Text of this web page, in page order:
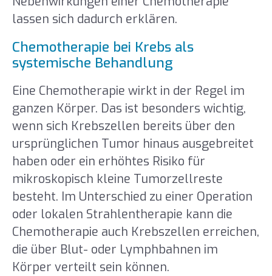
lassen sich dadurch erklären.
Chemotherapie bei Krebs als
systemische Behandlung
Eine Chemotherapie wirkt in der Regel im
ganzen Körper. Das ist besonders wichtig,
wenn sich Krebszellen bereits über den
ursprünglichen Tumor hinaus ausgebreitet
haben oder ein erhöhtes Risiko für
mikroskopisch kleine Tumorzellreste
besteht. Im Unterschied zu einer Operation
oder lokalen Strahlentherapie kann die
Chemotherapie auch Krebszellen erreichen,
die über Blut- oder Lymphbahnen im
Körper verteilt sein können.